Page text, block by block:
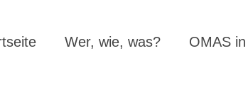
Wer, wie, was? OMAS